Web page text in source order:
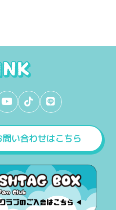
い合わせはこちら